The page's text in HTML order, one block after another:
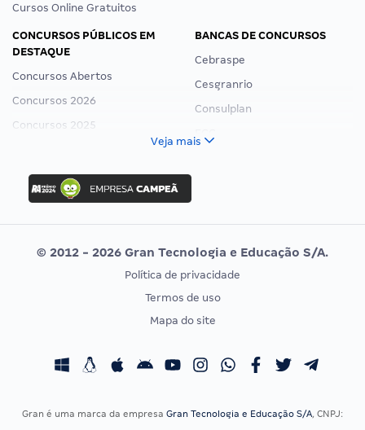
Cursos Online Gratuitos
CONCURSOS PÚBLICOS EM
DESTAQUE
Concursos Abertos
Concursos 2026
Concursos 2025
Concurso Nacional Unificado
Concurso Ibama
Concurso MPU
Editais publicados
BANCAS DE CONCURSOS
Cebraspe
Cesgranrio
Consulplan
Vunesp
CONCURSOS POR PROFISSÃO
Concursos Fiscais
EXAME DE ORDEM
Calendário OAB
Veja mais
© 2012 - 2026 Gran Tecnologia e Educação S/A.
Política de privacidade
Termos de uso
Mapa do site
Gran é uma marca da empresa Gran Tecnologia e Educação S/A, CNPJ: